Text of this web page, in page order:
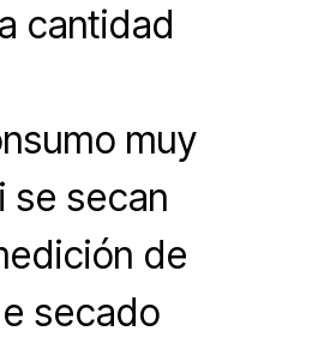
cantidad
muy
se secan
de
secado